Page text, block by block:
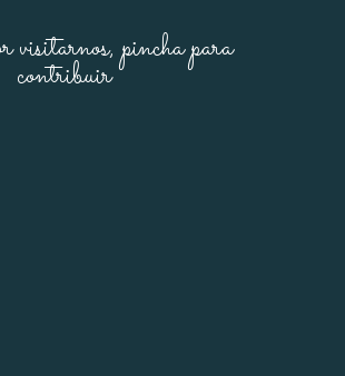
visitarnos, pincha para
contribuir